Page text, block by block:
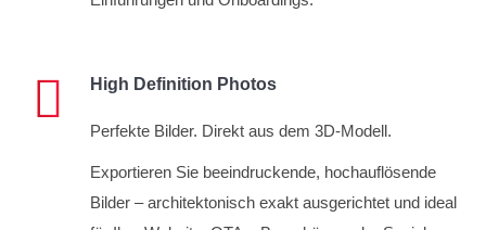
High Definition Photos
Perfekte Bilder. Direkt aus dem 3D-Modell.
Exportieren Sie beeindruckende, hochauflösende
Bilder – architektonisch exakt ausgerichtet und ideal